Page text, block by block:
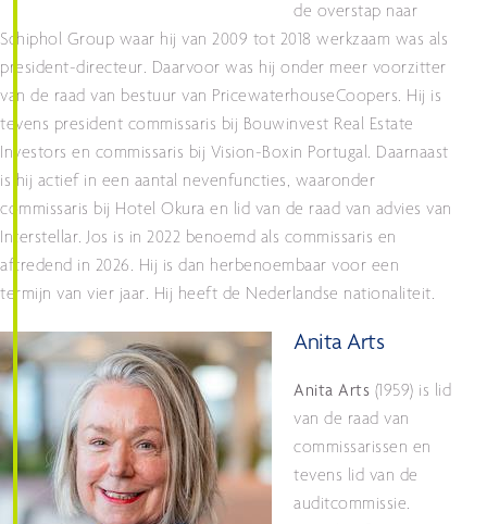
de overstap naar
Schiphol Group waar hij van 2009 tot 2018 werkzaam was als
president-directeur. Daarvoor was hij onder meer voorzitter
van de raad van bestuur van PricewaterhouseCoopers. Hij is
tevens president commissaris bij Bouwinvest Real Estate
Investors en commissaris bij Vision-Boxin Portugal. Daarnaast
is hij actief in een aantal nevenfuncties, waaronder
commissaris bij Hotel Okura en lid van de raad van advies van
Interstellar. Jos is in 2022 benoemd als commissaris en
aftredend in 2026. Hij is dan herbenoembaar voor een
termijn van vier jaar. Hij heeft de Nederlandse nationaliteit.
Anita Arts
Anita Arts (1959) is lid
van de raad van
commissarissen en
tevens lid van de
auditcommissie.